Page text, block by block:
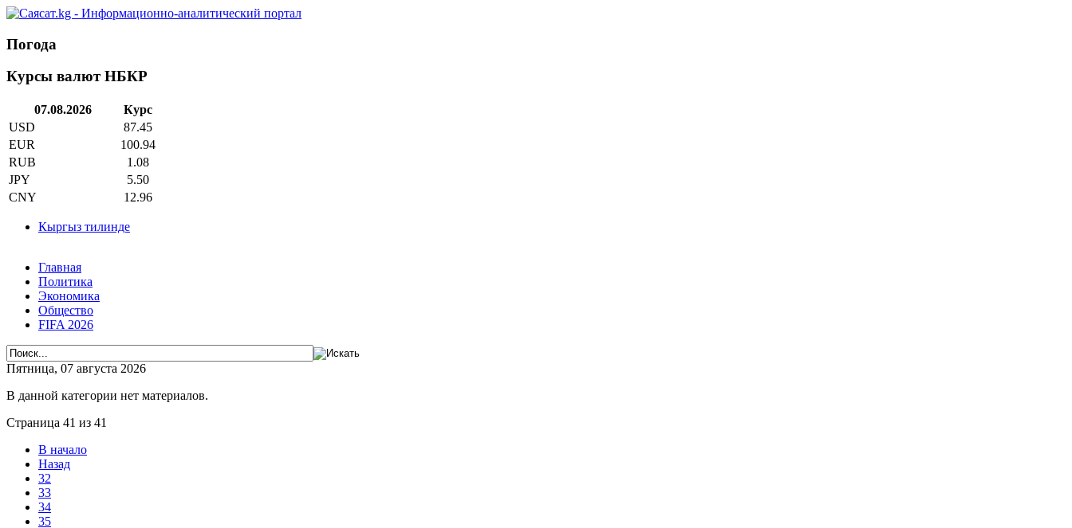
Погода
Курсы валют НБКР
07.08.2026
Курс
USD
87.45
EUR
100.94
RUB
1.08
JPY
5.50
CNY
12.96
Кыргыз тилинде
Главная
Политика
Экономика
Общество
FIFA 2026
Пятница, 07 августа 2026
В данной категории нет материалов.
Страница 41 из 41
В начало
Назад
32
33
34
35